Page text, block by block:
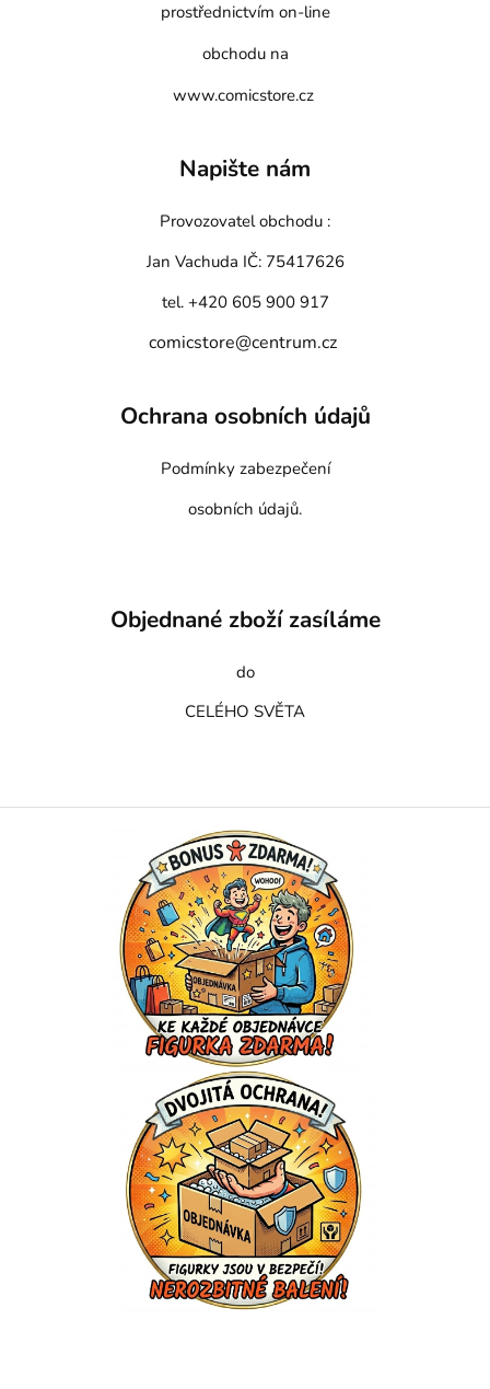
prostřednictvím on-line
obchodu na
www.comicstore.cz
Napište nám
Provozovatel obchodu :
Jan Vachuda IČ: 75417626
tel. +420 605 900 917
comicstore@centrum.cz
Ochrana osobních údajů
Podmínky zabezpečení
osobních údajů.
Objednané zboží zasíláme
do
CELÉHO SVĚTA